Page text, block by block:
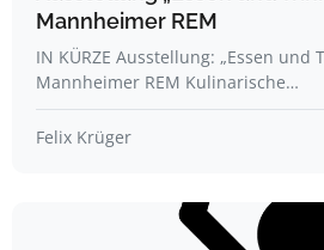
Mannheimer REM
IN KÜRZE Ausstellung: „Essen und
Mannheimer REM Kulinarische…
Felix Krüger